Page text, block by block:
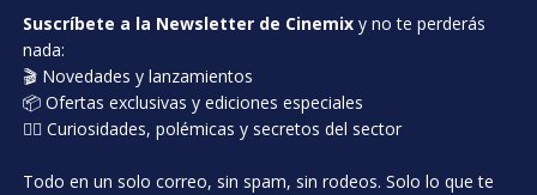
Suscríbete a la Newsletter de Cinemix y no te perderás
nada:
🎬 Novedades y lanzamientos
📦 Ofertas exclusivas y ediciones especiales
🕵️‍♂️ Curiosidades, polémicas y secretos del sector
Todo en un solo correo, sin spam, sin rodeos. Solo lo que te